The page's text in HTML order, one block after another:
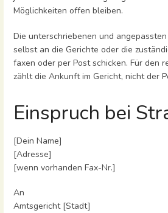
Möglichkeiten offen bleiben.
Die unterschriebenen und
selbst an die Gerichte oder die
faxen oder per Post schicken. Für den
zählt die Ankunft im Gericht, nicht der
Einspruch bei
[Dein Name]
[Adresse]
[wenn vorhanden Fax-Nr.]
An
Amtsgericht [Stadt]